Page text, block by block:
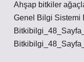
Ahşap bitkiler
Genel Bilgi Sistemi